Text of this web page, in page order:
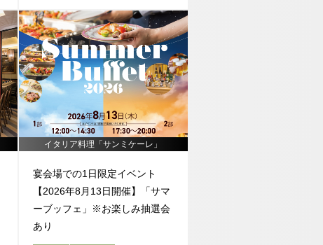
イタリア料理「サンミケーレ」
宴会場での1日限定イベント
【2026年8月13日開催】「サマ
ーブッフェ」※お楽しみ抽選会
あり